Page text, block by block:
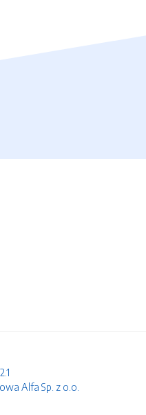
Alfa Sp. z o.o.